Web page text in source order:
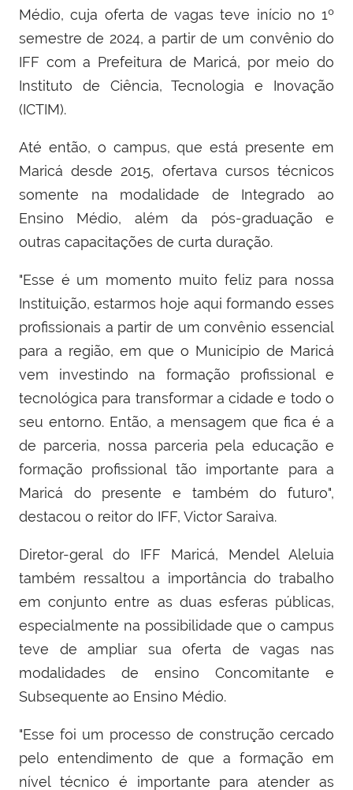
Médio, cuja oferta de vagas teve início no 1º
semestre de 2024, a partir de um convênio do
IFF com a Prefeitura de Maricá, por meio do
Instituto de Ciência, Tecnologia e Inovação
(ICTIM).
Até então, o campus, que está presente em
Maricá desde 2015, ofertava cursos técnicos
somente na modalidade de Integrado ao
Ensino Médio, além da pós-graduação e
outras capacitações de curta duração.
"Esse é um momento muito feliz para nossa
Instituição, estarmos hoje aqui formando esses
profissionais a partir de um convênio essencial
para a região, em que o Município de Maricá
vem investindo na formação profissional e
tecnológica para transformar a cidade e todo o
seu entorno. Então, a mensagem que fica é a
de parceria, nossa parceria pela educação e
formação profissional tão importante para a
Maricá do presente e também do futuro",
destacou o reitor do IFF, Victor Saraiva.
Diretor-geral do IFF Maricá, Mendel Aleluia
também ressaltou a importância do trabalho
em conjunto entre as duas esferas públicas,
especialmente na possibilidade que o campus
teve de ampliar sua oferta de vagas nas
modalidades de ensino Concomitante e
Subsequente ao Ensino Médio.
"Esse foi um processo de construção cercado
pelo entendimento de que a formação em
nível técnico é importante para atender as